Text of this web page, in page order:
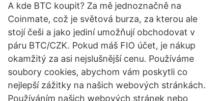
A kde BTC koupit? Za mě jednoznačně na
Coinmate, což je světová burza, za kterou ale
stojí češi a jako jediní umožňují obchodovat v
páru BTC/CZK. Pokud máš FIO účet, je nákup
okamžitý za asi nejslušnější cenu. Používáme
soubory cookies, abychom vám poskytli co
nejlepší zážitky na našich webových stránkách.
Používáním našich webových stránek nebo